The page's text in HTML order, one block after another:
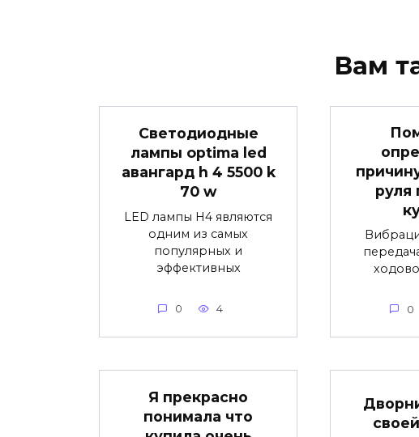
Вам
Светодиодные
лампы optima led
авангард h 4 5500 k
70 w
LED лампы H4 являются
одним из самых
популярных и
эффективных
0 4
руля
0
Я прекрасно
понимала что